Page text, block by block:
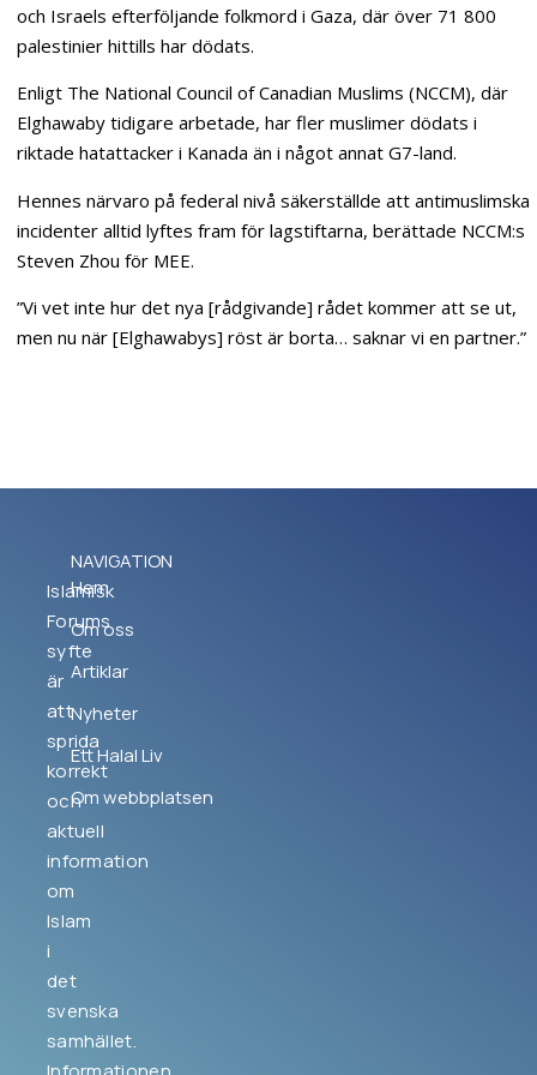
och Israels efterföljande folkmord i Gaza, där över 71 800
palestinier hittills har dödats.
Enligt The National Council of Canadian Muslims (NCCM), där
Elghawaby tidigare arbetade, har fler muslimer dödats i
riktade hatattacker i Kanada än i något annat G7-land.
Hennes närvaro på federal nivå säkerställde att antimuslimska
incidenter alltid lyftes fram för lagstiftarna, berättade NCCM:s
Steven Zhou för MEE.
”Vi vet inte hur det nya [rådgivande] rådet kommer att se ut,
men nu när [Elghawabys] röst är borta… saknar vi en partner.”
Islamisk
Forums
syfte
är
att
sprida
korrekt
och
aktuell
information
om
Islam
i
det
svenska
samhället.
NAVIGATION
Hem
Om oss
Artiklar
Nyheter
Ett Halal Liv
Om webbplatsen